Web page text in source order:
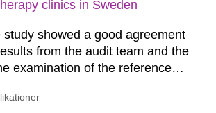
37, each Member State shall
clinics in Sweden
study showed a good agreement
from the audit team and the
examination of the reference
dose determined by the